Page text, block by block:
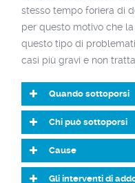
stesso tempo foriera di
per questo motivo che
questo tipo di
casi più gravi e non
Quando sottoporsi
Chi può sottoporsi
Cause
Gli interventi di